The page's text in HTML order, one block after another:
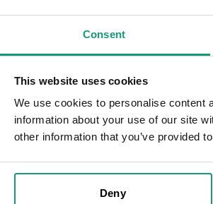
Consent
This website uses cookies
We use cookies to personalise content
information about your use of our site
other information that you’ve provided
Deny